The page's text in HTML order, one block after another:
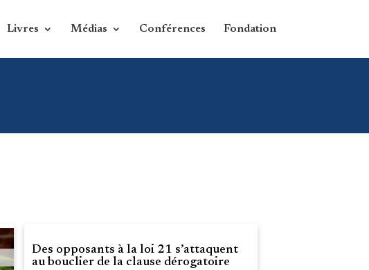
Livres Médias Conférences Fondation
Des opposants à la loi 21 s’attaquent
au bouclier de la clause dérogatoire